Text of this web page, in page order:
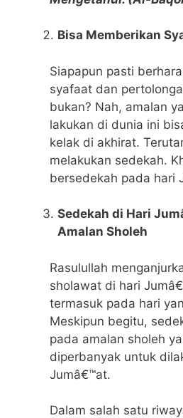
Bisa Memberikan
Siapapun pasti
syafaat dan
bukan? Nah, amalan
lakukan di dunia ini
kelak di akhirat.
melakukan sedekah.
bersedekah pada hari
Sedekah di Hari
Amalan Sholeh
Rasulullah
sholawat di hari
termasuk pada hari
Meskipun begitu,
pada amalan sholeh
diperbanyak untuk
Jumâ€™at.
Dalam salah satu